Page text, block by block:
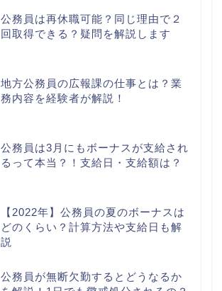
公務員は再休職可能？同じ理由で２
回取得できる？疑問を解説します
地方公務員の広報課の仕事とは？業
務内容を経験者が解説！
公務員は3月にもボーナスが支給され
るって本当？！支給日・支給額は？
【2022年】公務員の夏のボーナスは
どのくらい？計算方法や支給日も解
説
公務員が無断欠勤するとどうなるか